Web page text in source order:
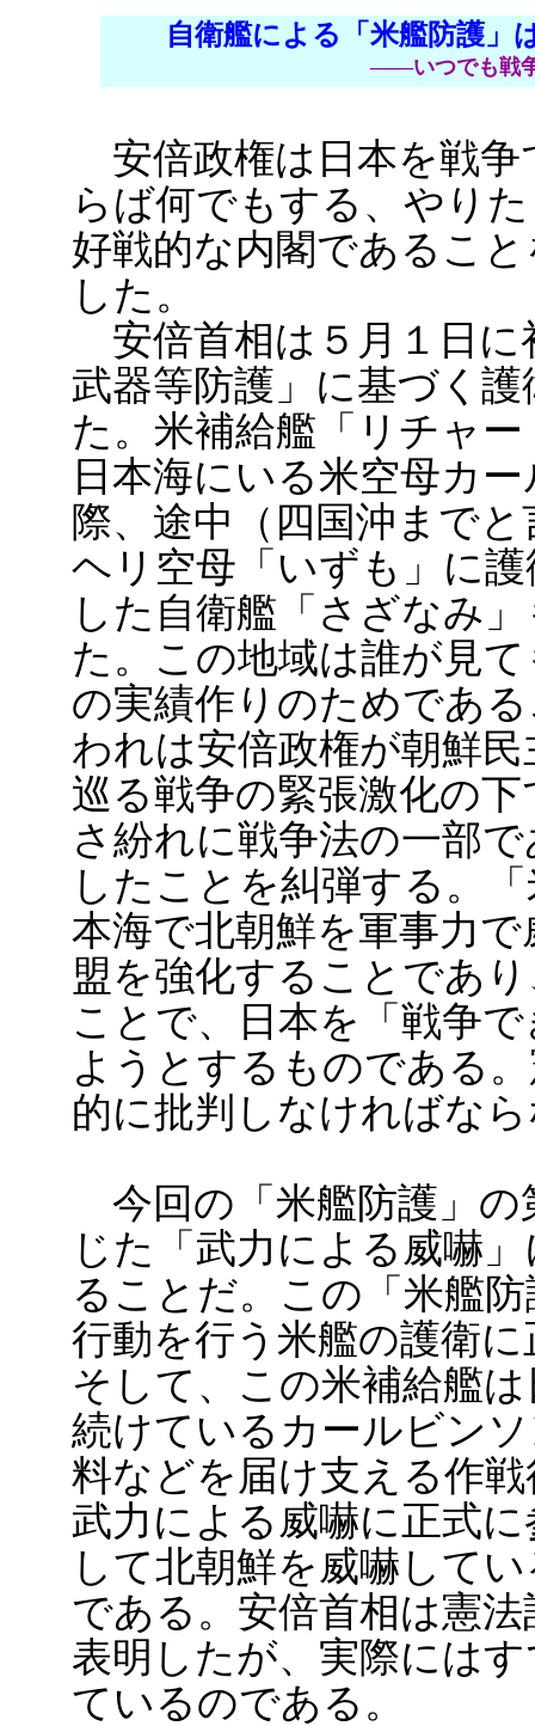
自衛艦による「米艦防護」
――いつでも戦
安倍政権は日本を戦争
らば何でもする、やり
好戦的な内閣であるこ
した。
安倍首相は５月１日に
武器等防護」に基づく
た。米補給艦「リチャ
日本海にいる米空母カ
際、途中（四国沖まで
ヘリ空母「いずも」に
した自衛艦「さざなみ
た。この地域は誰が見
の実績作りのためであ
われは安倍政権が朝鮮
巡る戦争の緊張激化の
さ紛れに戦争法の一部
したことを糾弾する。
本海で北朝鮮を軍事力
盟を強化することであ
ことで、日本を「戦争
ようとするものである
的に批判しなければな
今回の「米艦防護」の
じた「武力による威嚇
ることだ。この「米艦
行動を行う米艦の護衛
そして、この米補給艦
続けているカールビン
料などを届け支える作
武力による威嚇に正式
して北朝鮮を威嚇して
である。安倍首相は憲
表明したが、実際には
ているのである。